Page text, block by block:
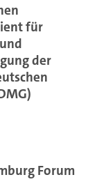
für
der
Forum